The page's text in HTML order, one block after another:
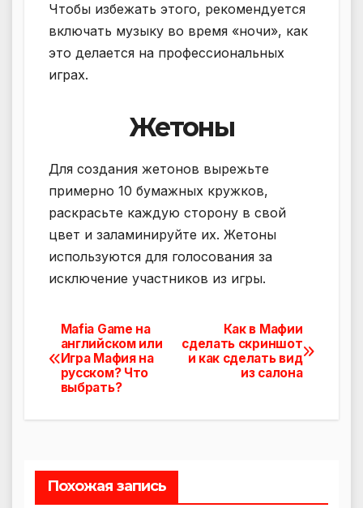
Чтобы избежать этого, рекомендуется
включать музыку во время «ночи», как
это делается на профессиональных
играх.
Жетоны
Для создания жетонов вырежьте
примерно 10 бумажных кружков,
раскрасьте каждую сторону в свой
цвет и заламинируйте их. Жетоны
используются для голосования за
исключение участников из игры.
Навигация
по
записям
Как в Мафии
сделать скриншот
и как сделать вид
из салона
Mafia Game на
английском или
Игра Мафия на
русском? Что
выбрать?
Похожая запись